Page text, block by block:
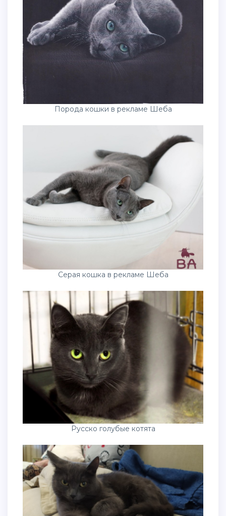
Порода кошки в рекламе Шеба
Серая кошка в рекламе Шеба
Русско голубые котята